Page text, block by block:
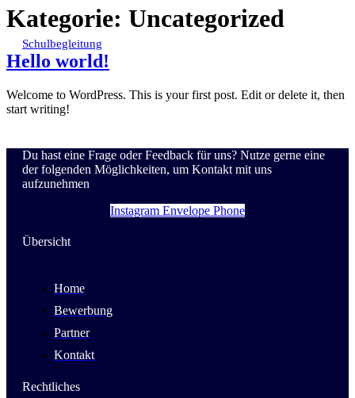
Schulbegleitung
Kategorie: Uncategorized
Hello world!
Welcome to WordPress. This is your first post. Edit or delete it, then
start writing!
Du hast eine Frage oder Feedback für uns? Nutze gerne eine
der folgenden Möglichkeiten, um Kontakt mit uns
aufzunehmen
Instagram Envelope Phone
Übersicht
Home
Bewerbung
Partner
Kontakt
Rechtliches